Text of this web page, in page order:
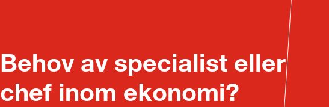
Behov av specialist eller
chef inom ekonomi?